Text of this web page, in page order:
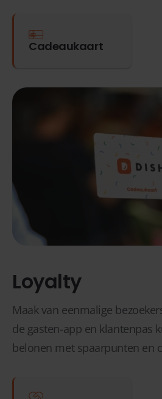
Cadeaukaart
Loyalty
Maak van eenmalige
de gasten-app en klantenpas
belonen met spaarpunten en